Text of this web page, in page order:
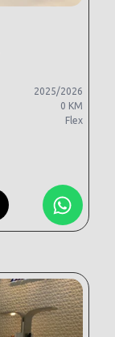
2025/2026
0 KM
Flex